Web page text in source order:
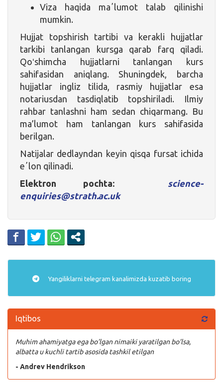
Viza haqida maʼlumot talab qilinishi
mumkin.
Hujjat topshirish tartibi va kerakli hujjatlar
tarkibi tanlangan kursga qarab farq qiladi.
Qoʻshimcha hujjatlarni tanlangan kurs
sahifasidan aniqlang. Shuningdek, barcha
hujjatlar ingliz tilida, rasmiy hujjatlar esa
notariusdan tasdiqlatib topshiriladi. Ilmiy
rahbar tanlashni ham sedan chiqarmang. Bu
ma’lumot ham tanlangan kurs sahifasida
berilgan.
Natijalar dedlayndan keyin qisqa fursat ichida
eʼlon qilinadi.
Elektron pochta:
science-
enquiries@strath.ac.uk
Yangiliklarni telegram kanalimizda kuzatib boring
Iqtibos
Muhim ahamiyatga ega bo’lgan nimaiki yaratilgan bo’lsa,
albatta u kuchli tartib asosida tashkil etilgan
- Andrev Hendrikson